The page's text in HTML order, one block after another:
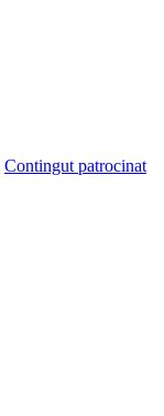
Contingut patrocinat